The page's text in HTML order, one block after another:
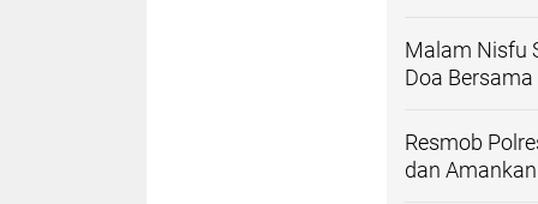
Malam Nisfu
Doa Bersama
Resmob
dan